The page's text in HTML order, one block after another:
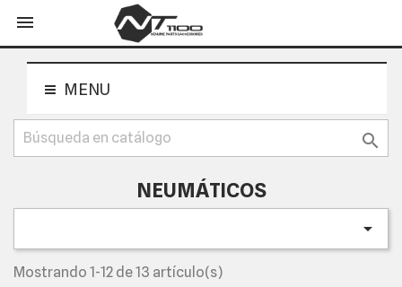

MENU

NEUMÁTICOS

Mostrando 1-12 de 13 artículo(s)